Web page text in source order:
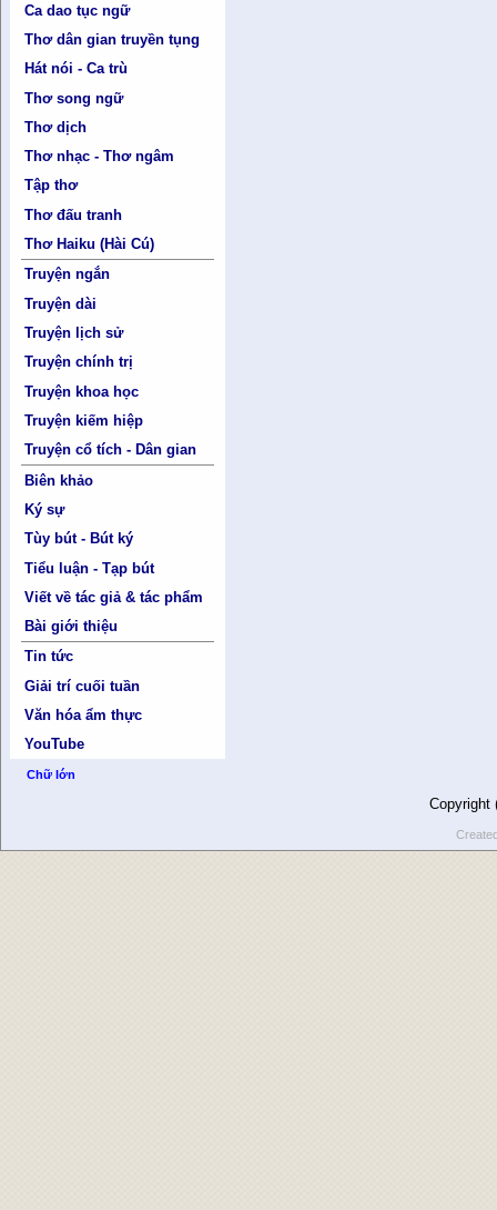
Ca dao tục ngữ
Thơ dân gian truyền tụng
Hát nói - Ca trù
Thơ song ngữ
Thơ dịch
Thơ nhạc - Thơ ngâm
Tập thơ
Thơ đấu tranh
Thơ Haiku (Hài Cú)
Truyện ngắn
Truyện dài
Truyện lịch sử
Truyện chính trị
Truyện khoa học
Truyện kiếm hiệp
Truyện cổ tích - Dân gian
Biên khảo
Ký sự
Tùy bút - Bút ký
Tiểu luận - Tạp bút
Viết về tác giả & tác phẩm
Bài giới thiệu
Tin tức
Giải trí cuối tuần
Văn hóa ẩm thực
YouTube
Chữ lớn
Copyright